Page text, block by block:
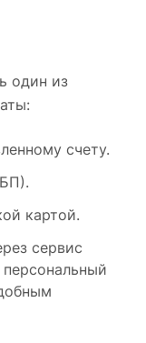
один из
счету.
картой.
сервис